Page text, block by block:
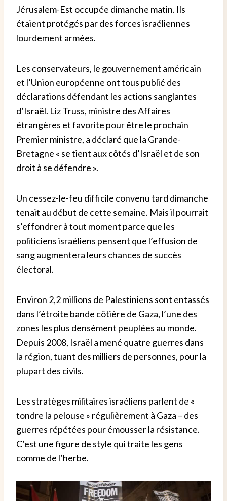
Jérusalem-Est occupée dimanche matin. Ils
étaient protégés par des forces israéliennes
lourdement armées.
Les conservateurs, le gouvernement américain
et l’Union européenne ont tous publié des
déclarations défendant les actions sanglantes
d’Israël. Liz Truss, ministre des Affaires
étrangères et favorite pour être le prochain
Premier ministre, a déclaré que la Grande-
Bretagne « se tient aux côtés d’Israël et de son
droit à se défendre ».
Un cessez-le-feu difficile convenu tard dimanche
tenait au début de cette semaine. Mais il pourrait
s’effondrer à tout moment parce que les
politiciens israéliens pensent que l’effusion de
sang augmentera leurs chances de succès
électoral.
Environ 2,2 millions de Palestiniens sont entassés
dans l’étroite bande côtière de Gaza, l’une des
zones les plus densément peuplées au monde.
Depuis 2008, Israël a mené quatre guerres dans
la région, tuant des milliers de personnes, pour la
plupart des civils.
Les stratèges militaires israéliens parlent de «
tondre la pelouse » régulièrement à Gaza – des
guerres répétées pour émousser la résistance.
C’est une figure de style qui traite les gens
comme de l’herbe.